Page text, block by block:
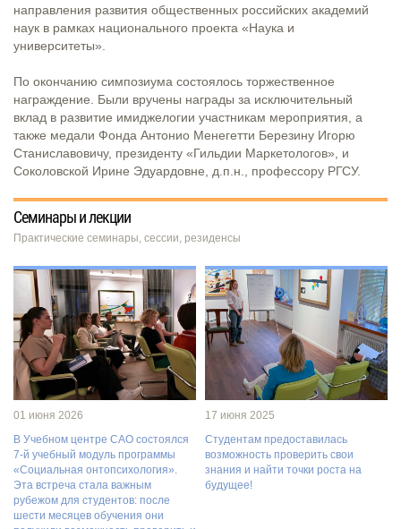
направления развития общественных российских академий
наук в рамках национального проекта «Наука и
университеты».
По окончанию симпозиума состоялось торжественное
награждение. Были вручены награды за исключительный
вклад в развитие имиджелогии участникам мероприятия, а
также медали Фонда Антонио Менегетти Березину Игорю
Станиславовичу, президенту «Гильдии Маркетологов», и
Соколовской Ирине Эдуардовне, д.п.н., профессору РГСУ.
Семинары и лекции
Практические семинары, сессии, резиденсы
01 июня 2026
В Учебном центре САО состоялся
7-й учебный модуль программы
«Социальная онтопсихология».
Эта встреча стала важным
рубежом для студентов: после
шести месяцев обучения они
17 июня 2025
Студентам предоставилась
возможность проверить свои
знания и найти точки роста на
будущее!